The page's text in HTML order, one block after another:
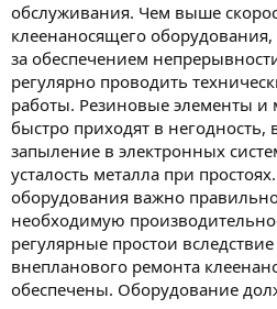
обслуживания. Чем выше
клеенаносящего
за обеспечением
регулярно проводить
работы. Резиновые элементы и
быстро приходят в негодность,
запыление в электронных
усталость металла при
оборудования важно правильно
необходимую
регулярные простои
внепланового ремонта
обеспечены. Оборудование